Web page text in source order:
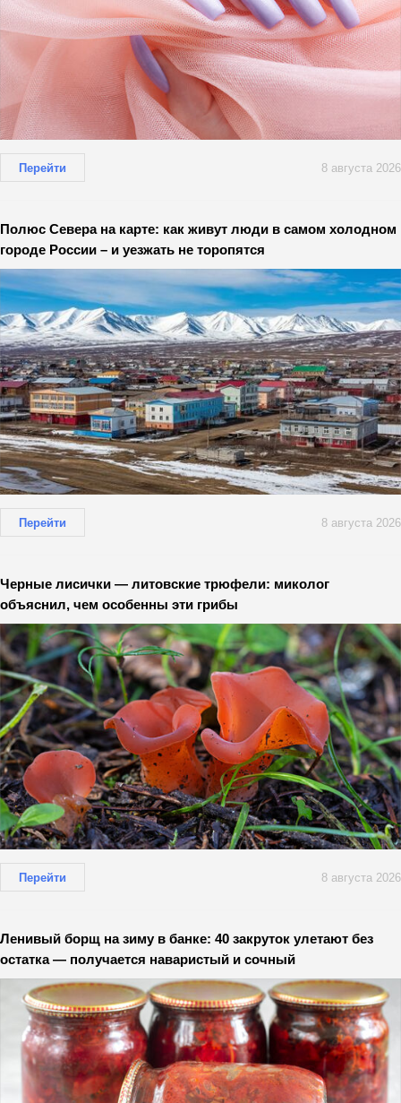
Перейти 8 августа 2026
Полюс Севера на карте: как живут люди в самом холодном
городе России – и уезжать не торопятся
Перейти 8 августа 2026
Черные лисички — литовские трюфели: миколог
объяснил, чем особенны эти грибы
Перейти 8 августа 2026
Ленивый борщ на зиму в банке: 40 закруток улетают без
остатка — получается наваристый и сочный